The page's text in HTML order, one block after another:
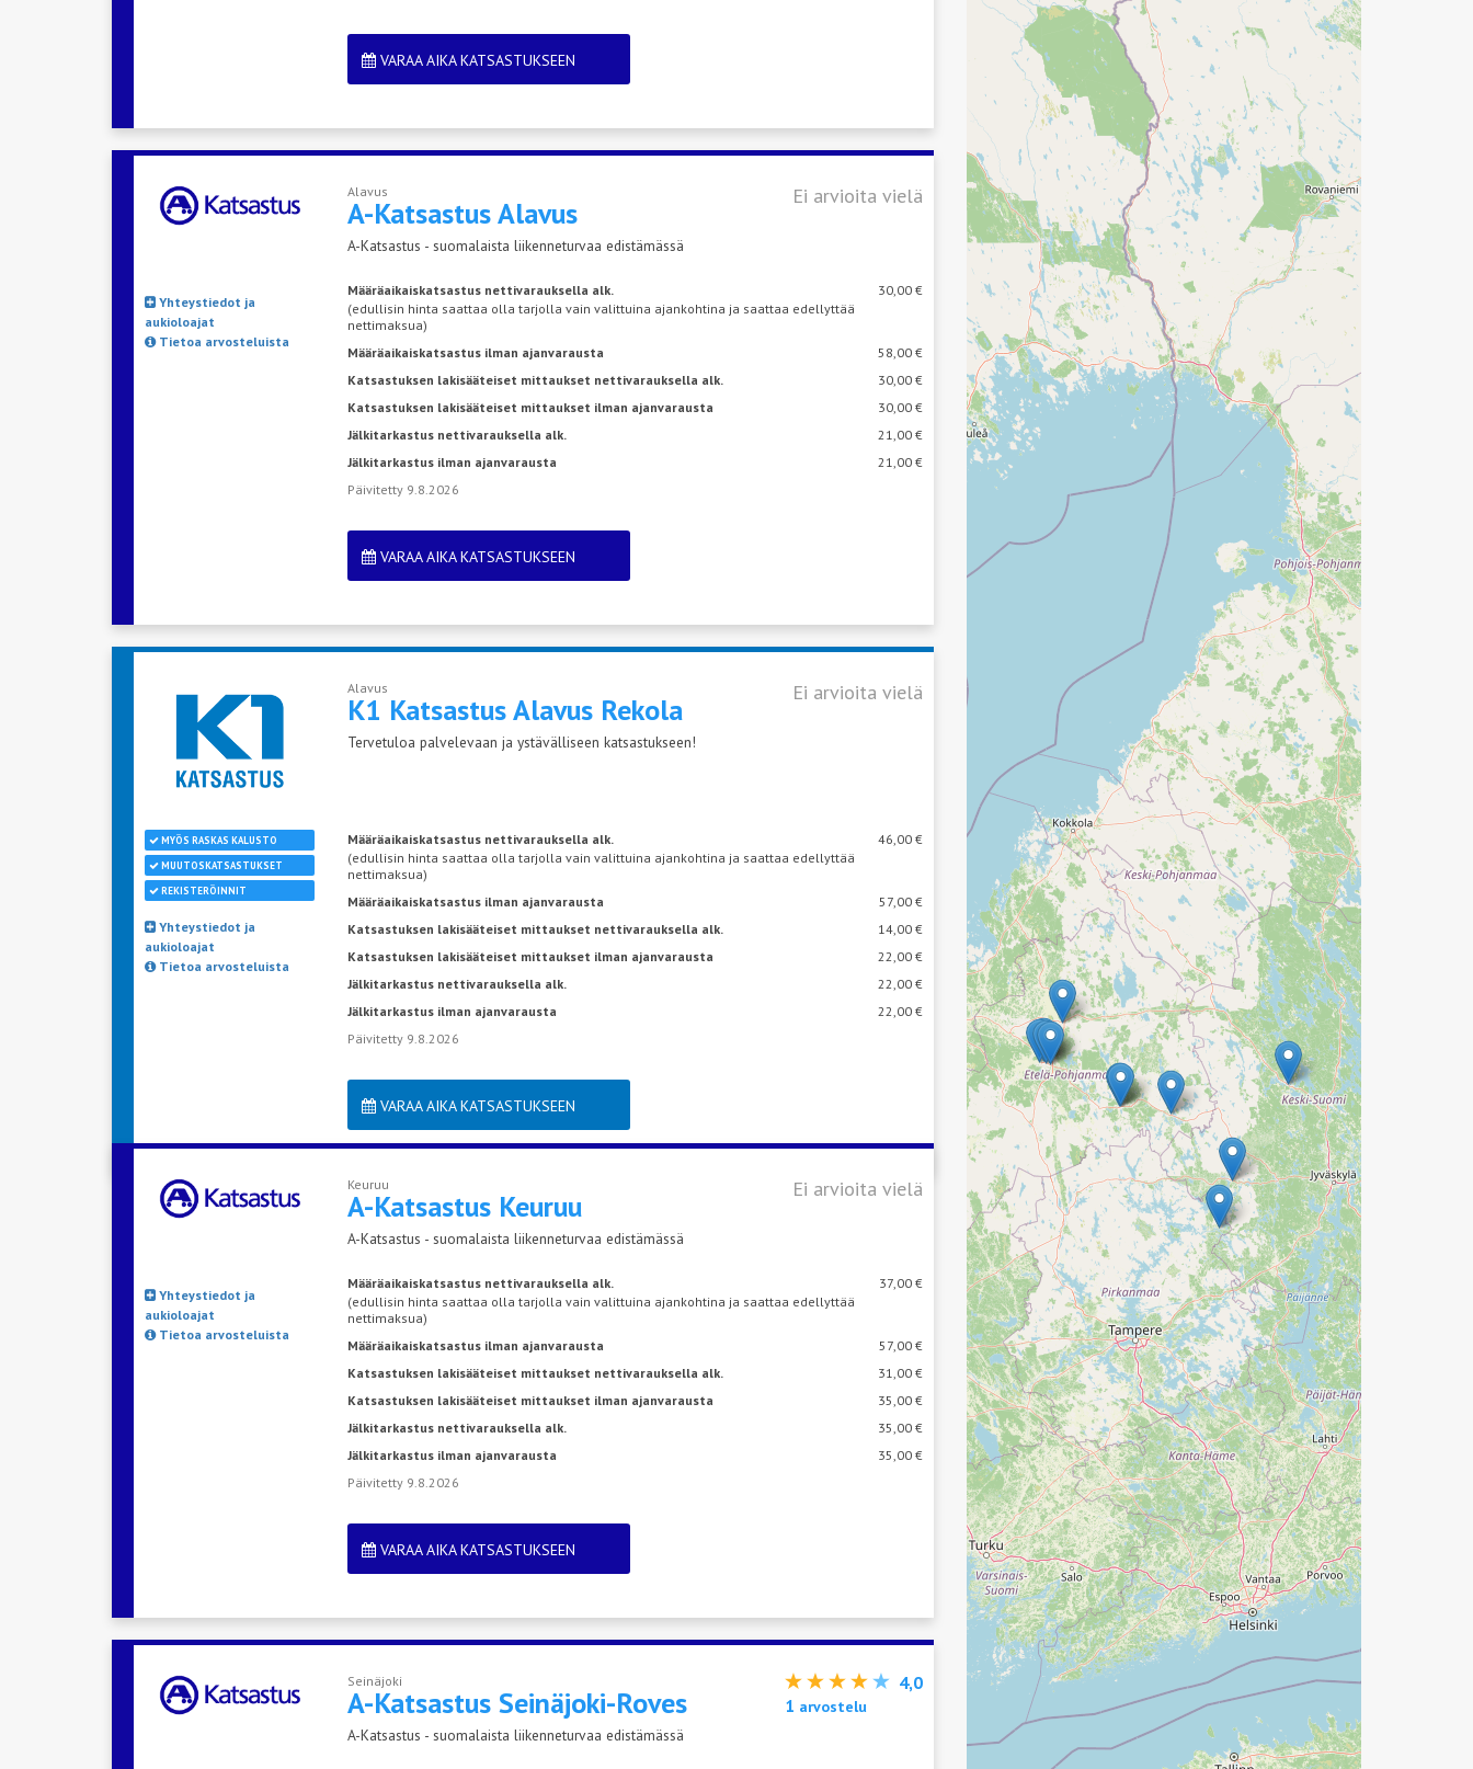
VARAA AIKA KATSASTUKSEEN
Alavus
A-KatsastusAlavus
A-Katsastus - suomalaista liikenneturvaa edistämässä
Ei arvioita vielä
Yhteystiedot ja
aukioloajat
Tietoa arvosteluista
Määräaikaiskatsastus nettivarauksella alk.
30,00 €
(edullisin hinta saattaa olla tarjolla vain valittuina ajankohtina ja saattaa edellyttää
nettimaksua)
Määräaikaiskatsastus ilman ajanvarausta
58,00 €
Katsastuksen lakisääteiset mittaukset nettivarauksella alk.
30,00 €
Katsastuksen lakisääteiset mittaukset ilman ajanvarausta
30,00 €
Jälkitarkastus nettivarauksella alk.
21,00 €
Jälkitarkastus ilman ajanvarausta
21,00 €
Päivitetty 9.8.2026
VARAA AIKA KATSASTUKSEEN
Alavus
K1 Katsastus Alavus Rekola
Tervetuloa palvelevaan ja ystävälliseen katsastukseen!
Ei arvioita vielä
MYÖS RASKAS KALUSTO
MUUTOSKATSASTUKSET
REKISTERÖINNIT
Yhteystiedot ja
aukioloajat
Tietoa arvosteluista
Määräaikaiskatsastus nettivarauksella alk.
46,00 €
(edullisin hinta saattaa olla tarjolla vain valittuina ajankohtina ja saattaa edellyttää
nettimaksua)
Määräaikaiskatsastus ilman ajanvarausta
57,00 €
Katsastuksen lakisääteiset mittaukset nettivarauksella alk.
14,00 €
Katsastuksen lakisääteiset mittaukset ilman ajanvarausta
22,00 €
Jälkitarkastus nettivarauksella alk.
22,00 €
Jälkitarkastus ilman ajanvarausta
22,00 €
Päivitetty 9.8.2026
VARAA AIKA KATSASTUKSEEN
Keuruu
A-Katsastus Keuruu
A-Katsastus - suomalaista liikenneturvaa edistämässä
Ei arvioita vielä
Yhteystiedot ja
aukioloajat
Tietoa arvosteluista
Määräaikaiskatsastus nettivarauksella alk.
37,00 €
(edullisin hinta saattaa olla tarjolla vain valittuina ajankohtina ja saattaa edellyttää
nettimaksua)
Määräaikaiskatsastus ilman ajanvarausta
57,00 €
Katsastuksen lakisääteiset mittaukset nettivarauksella alk.
31,00 €
Katsastuksen lakisääteiset mittaukset ilman ajanvarausta
35,00 €
Jälkitarkastus nettivarauksella alk.
35,00 €
Jälkitarkastus ilman ajanvarausta
35,00 €
Päivitetty 9.8.2026
VARAA AIKA KATSASTUKSEEN
Seinäjoki
A-Katsastus Seinäjoki-Roves
A-Katsastus - suomalaista liikenneturvaa edistämässä
4,0
1 arvostelu